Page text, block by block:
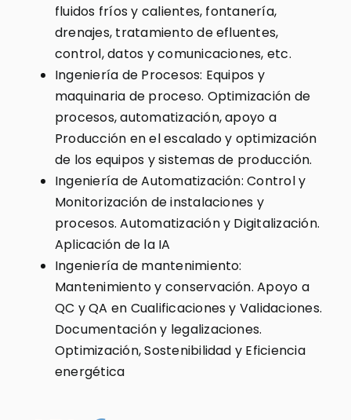
fluidos fríos y calientes, fontanería,
drenajes, tratamiento de efluentes,
control, datos y comunicaciones, etc.
Ingeniería de Procesos: Equipos y
maquinaria de proceso. Optimización de
procesos, automatización, apoyo a
Producción en el escalado y optimización
de los equipos y sistemas de producción.
Ingeniería de Automatización: Control y
Monitorización de instalaciones y
procesos. Automatización y Digitalización.
Aplicación de la IA
Ingeniería de mantenimiento:
Mantenimiento y conservación. Apoyo a
QC y QA en Cualificaciones y Validaciones.
Documentación y legalizaciones.
Optimización, Sostenibilidad y Eficiencia
energética